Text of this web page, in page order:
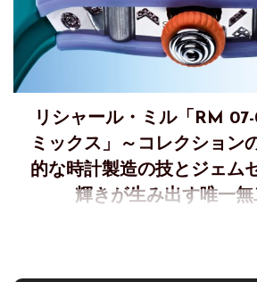
リシャール・ミル「RM
ミックス」～コレクション
的な時計製造の技とジェム
輝きが生み出す唯一
RM 07-01 カラーセラミックス 2026
2026年のRM 07-01 カラーセラミック